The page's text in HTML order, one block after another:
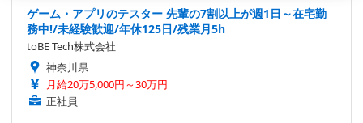
ゲーム・アプリのテスター 先輩の7割以上が週1日～在宅勤
務中!/未経験歓迎/年休125日/残業月5h
toBE Tech株式会社
神奈川県
月給20万5,000円～30万円
正社員